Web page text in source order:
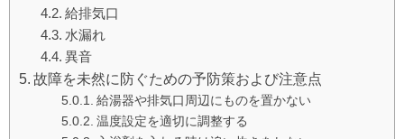
給排気口
水漏れ
異音
故障を未然に防ぐための予防策および注意点
給湯器や排気口周辺にものを置かない
温度設定を適切に調整する